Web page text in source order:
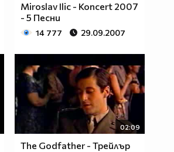
Miroslav Ilic - Koncert 2007
- 5 Песни
14 777 29.09.2007
02:09
The Godfather - Трейлър